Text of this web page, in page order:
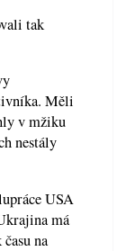
tak
Měli
v mžiku
nestály
USA
má
na